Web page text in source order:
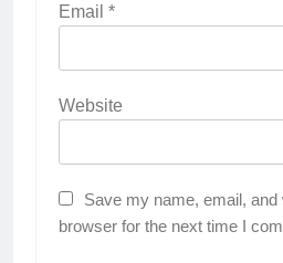
Email *
Website
Save my name, email, and
browser for the next time I